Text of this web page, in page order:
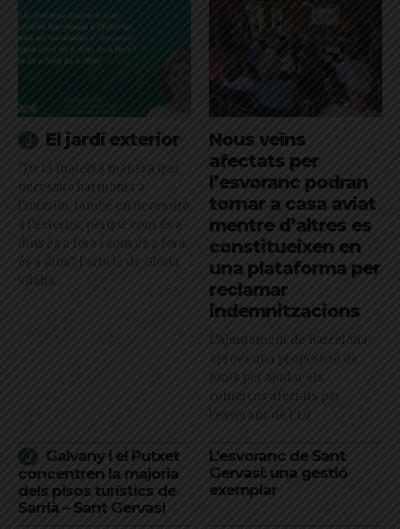
El jardí exterior
"De la mateixa manera que
necessito harmonia a
l’interior, també en necessito
a l’exterior, perquè com és a
dins és a fora i com és a fora
és a dins": l'article de Glòria
Vilalta
Nous veïns
afectats per
l’esvoranc podran
tornar a casa aviat
mentre d’altres es
constitueixen en
una plataforma per
reclamar
indemnitzacions
L’Ajuntament de Barcelona
aprova una proposició de
Junts per ajudar els
comerços afectats per
l'esvoranc de l'L9
Galvany i el Putxet
concentren la majoria
dels pisos turístics de
Sarrià – Sant Gervasi
L’esvoranc de Sant
Gervasi: una gestió
exemplar